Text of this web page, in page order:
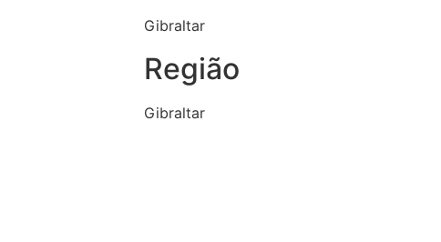
Gibraltar
Região
Gibraltar